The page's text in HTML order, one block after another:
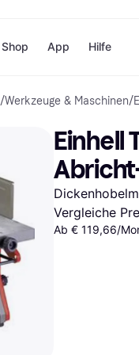
Zahlungsmethoden
Sofort bezahlen
Bezahle in 3
Teilzahlungen
Bezahle in bis zu 30
Ratenzahlung
Shop
Shops
H&M
Temu
App Hilfe
/Werkzeuge & Maschinen/
Einhell
Vergleiche
Ab € 119,66/